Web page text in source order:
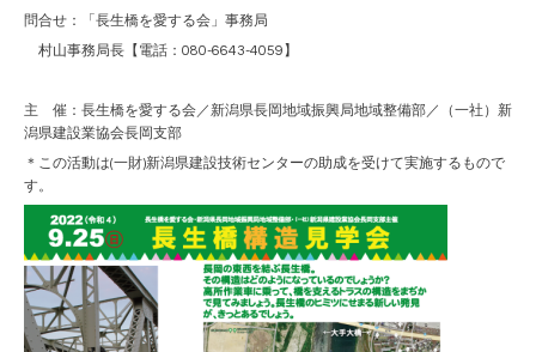
問合せ：「長生橋を愛する会」事務局
村山事務局長【電話：080-6643-4059】
主 催：長生橋を愛する会／新潟県長岡地域振興局地域整備部／（一社）新
潟県建設業協会長岡支部
＊この活動は(一財)新潟県建設技術センターの助成を受けて実施するもので
す。